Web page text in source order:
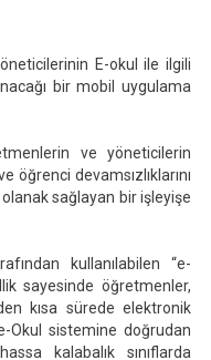
E-okul ile ilgili
bir mobil uygulama
ve yöneticilerin
öğrenci devamsızlıklarını
sağlayan bir işleyişe
kullanılabilen “e-
sayesinde öğretmenler,
kısa sürede elektronik
Okul sistemine doğrudan
kalabalık sınıflarda